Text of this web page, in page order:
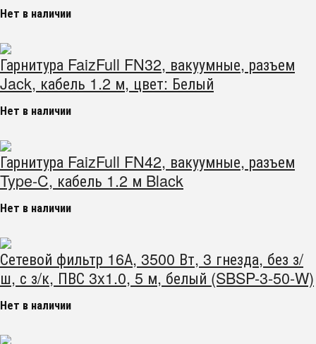
Нет в наличии
Гарнитура FaizFull FN32, вакуумные, разъем
Jack, кабель 1.2 м, цвет: Белый
Нет в наличии
Гарнитура FaizFull FN42, вакуумные, разъем
Type-C, кабель 1.2 м Black
Нет в наличии
Сетевой фильтр 16А, 3500 Вт, 3 гнезда, без з/
ш, с з/к, ПВС 3x1.0, 5 м, белый (SBSP-3-50-W)
Нет в наличии